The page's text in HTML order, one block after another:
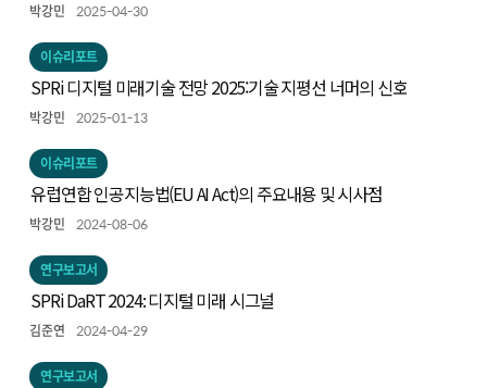
박강민 2025-04-30
이슈리포트
SPRi 디지털 미래기술 전망 2025:기술 지평선 너머의 신호
박강민 2025-01-13
이슈리포트
유럽연합 인공지능법(EU AI Act)의 주요내용 및 시사점
박강민 2024-08-06
연구보고서
SPRi DaRT 2024: 디지털 미래 시그널
김준연 2024-04-29
연구보고서